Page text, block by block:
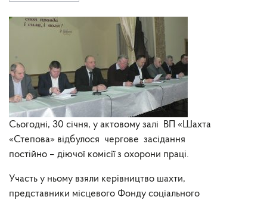
Сьогодні, 30 січня, у актовому залі ВП «Шахта
«Степова» відбулося чергове засідання
постійно – діючої комісії з охорони праці.
Участь у ньому взяли керівництво шахти,
представники місцевого Фонду соціального